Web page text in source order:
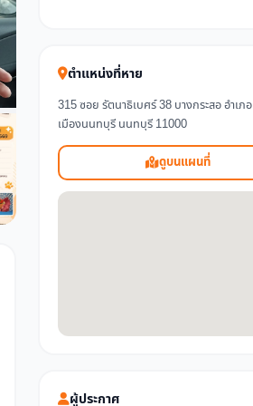
ตำแหน่งที่หาย
315 ซอย รัตนาธิเบศร์ 38 บางกระสอ อำเภอ
เมืองนนทบุรี นนทบุรี 11000
ดูบนแผนที่
ผู้ประกาศ